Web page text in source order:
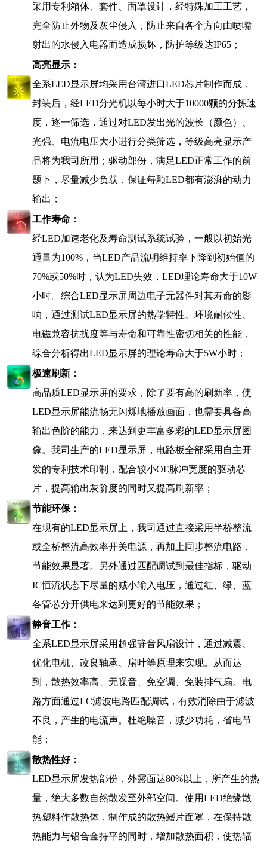
采用专利箱体、套件、面罩设计，经特殊加工工艺，
完全防止外物及灰尘侵入，防止来自各个方向由喷嘴
射出的水侵入电器而造成损坏，防护等级达IP65 ；
高亮显示：
全系LED显示屏均采用台湾进口LED芯片制作而成，
封装后，经LED分光机以每小时大于10000颗的分拣速
度，逐一筛选，通过对LED发出光的波长（颜色）、
光强、电流电压大小进行分类筛选，等级高亮显示产
品将为我司所用；驱动部份，满足LED正常工作的前
题下，尽量减少负载，保证每颗LED都有澎湃的动力
输出；
工作寿命：
经LED加速老化及寿命测试系统试验，一般以初始光
通量为100% ，当LED产品流明维持率下降到初始值的
70%或50%时，认为LED失效， LED理论寿命大于10W
小时。综合LED显示屏周边电子元器件对其寿命的影
响，通过测试LED显示屏的热学特性、环境耐候性、
电磁兼容抗扰度等与寿命和可靠性密切相关的性能，
综合分析得出LED显示屏的理论寿命大于5W小时；
极速刷新：
高品质LED显示屏的要求，除了要有高的刷新率，使
LED显示屏能流畅无闪烁地播放画面，也需要具备高
输出色阶的能力，来达到更丰富多彩的LED显示屏图
像。我司生产的LED显示屏，电路板全部采用自主开
发的专利技术印制，配合较小OE脉冲宽度的驱动芯
片，提高输出灰阶度的同时又提高刷新率；
节能环保：
在现有的LED显示屏上，我司通过直接采用半桥整流
或全桥整流高效率开关电源，再加上同步整流电路，
节能效果显著。另外通过匹配调试到最佳指标，驱动
IC恒流状态下尽量的减小输入电压，通过红、绿、蓝
各管芯分开供电来达到更好的节能效果；
静音工作：
全系LED显示屏采用超强静音风扇设计，通过减震、
优化电机、改良轴承、扇叶等原理来实现。从而达
到，散热效率高、无噪音、免空调、免装排气扇。电
路方面通过LC滤波电路匹配调试，有效消除由于滤波
不良，产生的电流声。杜绝噪音，减少功耗，省电节
能；
散热性好：
LED显示屏发热部份，外露面达80%以上，所产生的热
量，绝大多数自然散发至外部空间。使用LED绝缘散
热塑料作散热体，制作成的散热鳍片面罩，在保持散
热能力与铝合金持平的同时，增加散热面积，使热辐